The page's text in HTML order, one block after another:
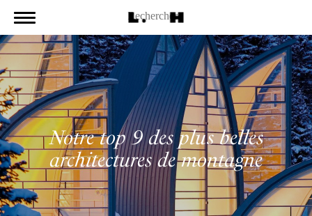
Notre top 9 des plus belles
architectures de montagne